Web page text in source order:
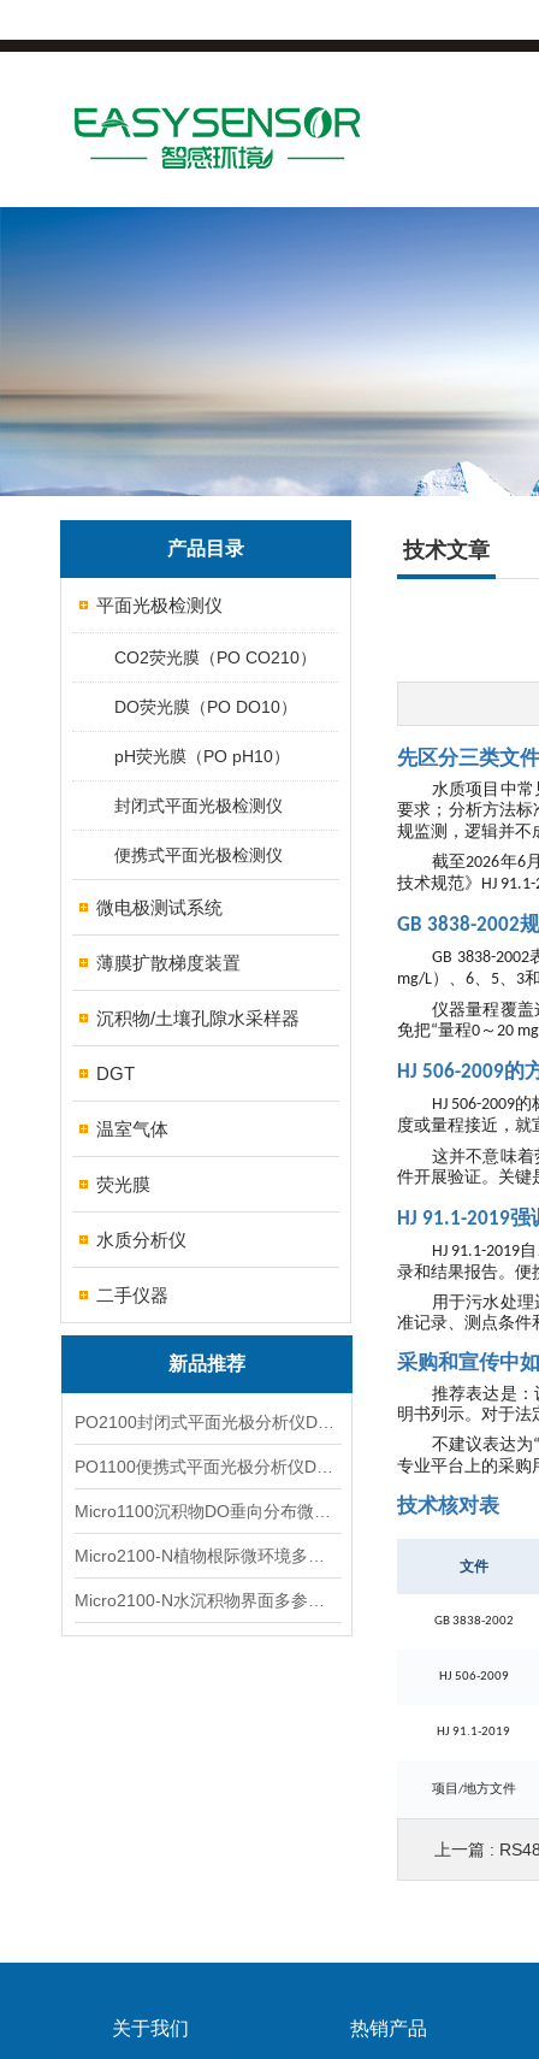
产品目录
平面光极检测仪
CO2荧光膜（PO CO210）
DO荧光膜（PO DO10）
pH荧光膜（PO pH10）
封闭式平面光极检测仪
便携式平面光极检测仪
微电极测试系统
薄膜扩散梯度装置
沉积物/土壤孔隙水采样器
DGT
温室气体
荧光膜
水质分析仪
二手仪器
新品推荐
技术文章
先区分三类文
水质项目中常
要求；分析方法
规监测，逻辑并不
截至2026年6
技术规范》 HJ
GB 3838-2002
GB 3838-2002
mg/L）、 6、 5、 3
仪器量程覆盖
免把“量程0 ～ 20
HJ 506-2009的
HJ 506-2009的
度或量程接近，就
这并不意味着
件开展验证。关键
HJ 91.1-2019强
HJ 91.1-2019自
录和结果报告。便
用于污水处
准记录、测点条件
采购和宣传中
推荐表达是：
明书列示。对于法
不建议表达为
专业平台上的采购
技术核对表
文件
GB 3838-2002
HJ 506-2009
HJ 91.1-2019
项目/地方文件
上一篇 : RS485
关于我们 热销产品